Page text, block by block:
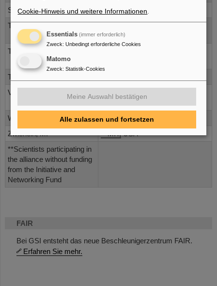
FAIR
Bei GSI entsteht das neue Beschleunigerzentrum FAIR.
Erfahren Sie mehr.
Stringari, S.
University of Trento
Thoma, M.
Physik, Munich, Germany
Thomas, J.E.
Thompson, R. C.
Van Kolck, B.
Universit´e Paris-Sud,
CNRS/IN2P3
Wilczek, F.
MIT , USA
Zwierlein, M.
MIT,USA
**Scientists participating in
the alliance without funding
from the Initiative and
Networking Fund
Cookie-Hinweis und weitere Informationen
Essentials (immer erforderlich)
Zweck: Unbedingt erforderliche Cookies
Matomo
Zweck: Statistik-Cookies
Meine Auswahl bestätigen
Alle zulassen und fortsetzen